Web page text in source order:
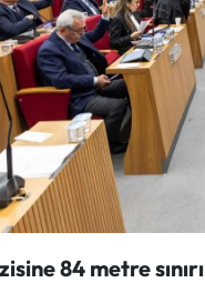
84 metre sınırı